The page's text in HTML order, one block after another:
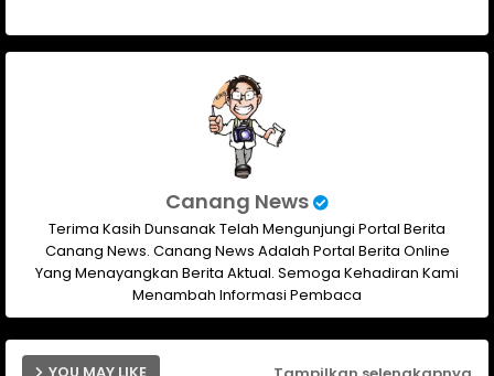
Canang News
Terima Kasih Dunsanak Telah Mengunjungi Portal Berita
Canang News. Canang News Adalah Portal Berita Online
Yang Menayangkan Berita Aktual. Semoga Kehadiran Kami
Menambah Informasi Pembaca